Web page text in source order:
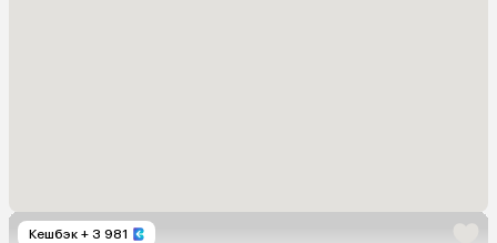
Кешбэк + 3 981